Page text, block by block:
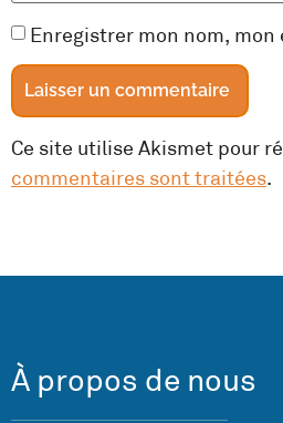
Enregistrer mon nom,
Ce site utilise Akismet pour
commentaires sont traitées.
À propos de nous